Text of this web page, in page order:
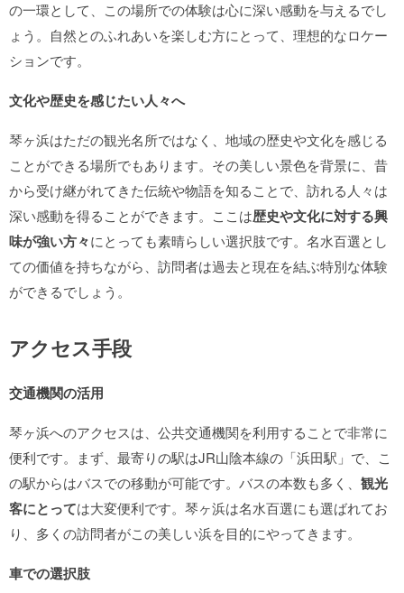
の一環として、この場所での体験は心に深い感動を与えるでし
ょう。自然とのふれあいを楽しむ方にとって、理想的なロケー
ションです。
文化や歴史を感じたい人々へ
琴ヶ浜はただの観光名所ではなく、地域の歴史や文化を感じる
ことができる場所でもあります。その美しい景色を背景に、昔
から受け継がれてきた伝統や物語を知ることで、訪れる人々は
深い感動を得ることができます。ここは歴史や文化に対する興
味が強い方々にとっても素晴らしい選択肢です。名水百選とし
ての価値を持ちながら、訪問者は過去と現在を結ぶ特別な体験
ができるでしょう。
アクセス手段
交通機関の活用
琴ヶ浜へのアクセスは、公共交通機関を利用することで非常に
便利です。まず、最寄りの駅はJR山陰本線の「浜田駅」で、こ
の駅からはバスでの移動が可能です。バスの本数も多く、 観光
客にとっては大変便利です。琴ヶ浜は名水百選にも選ばれてお
り、多くの訪問者がこの美しい浜を目的にやってきます。
車での選択肢